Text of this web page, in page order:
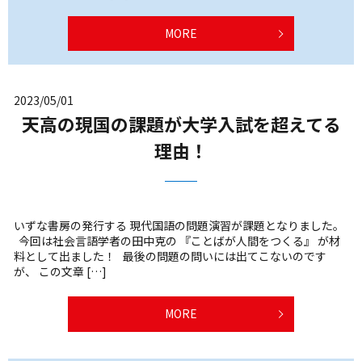
MORE
2023/05/01
天高の現国の課題が大学入試を超えてる
理由！
いずな書房の発行する 現代国語の問題演習が課題となりました。
今回は社会言語学者の田中克の 『ことばが人間をつくる』 が材
料として出ました！ 最後の問題の問いには出てこないのです
が、 この文章 […]
MORE